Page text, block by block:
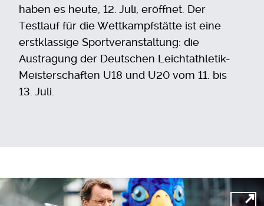
haben es heute, 12. Juli, eröffnet. Der
Testlauf für die Wettkampfstätte ist eine
erstklassige Sportveranstaltung: die
Austragung der Deutschen Leichtathletik-
Meisterschaften U18 und U20 vom 11. bis
13. Juli.